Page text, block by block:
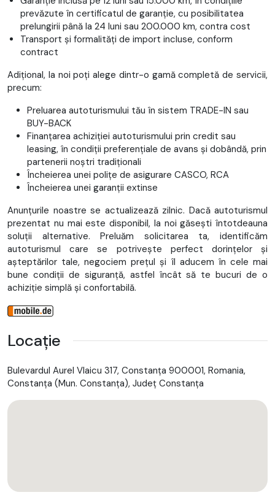
prevăzute în certificatul de garanție, cu posibilitatea
prelungirii până la 24 luni sau 200.000 km, contra cost
Transport și formalități de import incluse, conform
contract
Adițional, la noi poți alege dintr-o gamă completă de servicii,
precum:
Preluarea autoturismului tău în sistem TRADE-IN sau
BUY-BACK
Finanțarea achiziției autoturismului prin credit sau
leasing, în condiții preferențiale de avans și dobândă, prin
partenerii noștri tradiționali
Încheierea unei polițe de asigurare CASCO, RCA
Încheierea unei garanții extinse
Anunțurile noastre se actualizează zilnic. Dacă autoturismul
prezentat nu mai este disponibil, la noi găsești întotdeauna
soluții alternative. Preluăm solicitarea ta, identificăm
autoturismul care se potrivește perfect dorințelor și
așteptărilor tale, negociem prețul și îl aducem în cele mai
bune condiții de siguranță, astfel încât să te bucuri de o
achiziție simplă și confortabilă.
Locație
Bulevardul Aurel Vlaicu 317, Constanța 900001, Romania,
Constanţa (Mun. Constanţa), Județ Constanţa